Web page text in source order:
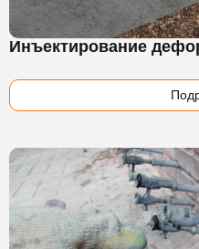
Инъектирование